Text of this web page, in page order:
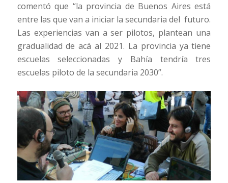
comentó que “la provincia de Buenos Aires está
entre las que van a iniciar la secundaria del futuro.
Las experiencias van a ser pilotos, plantean una
gradualidad de acá al 2021. La provincia ya tiene
escuelas seleccionadas y Bahía tendría tres
escuelas piloto de la secundaria 2030”.